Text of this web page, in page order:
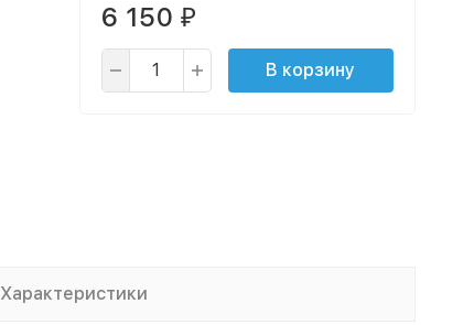
6 150 ₽
В корзину
Характеристики